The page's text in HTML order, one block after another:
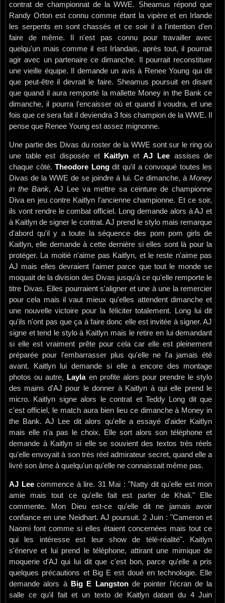
contrat de championnat de la WWE. Sheamus répond que
Randy Orton est connu comme étant la vipère et en Irlande
les serpents en sont chassés et ce soir il a l'intention d'en
faire de même. Il n'est pas connu pour travailler avec
quelqu'un mais comme il est Irlandais, après tout, il pourrait
agir avec un partenaire ce dimanche. Il pourrait reconstituer
une vieille équipe. Il demande un avis à Renee Young qui dit
que peut-être il devrait le faire. Sheamus poursuit en disant
que quand il aura remporté la mallette Money in the Bank ce
dimanche, il pourra l'encaisser où et quand il voudra, et une
fois que ce sera fait il deviendra 3 fois champion de la WWE. Il
pense que Renee Young est assez mignonne.
Une partie des Divas du roster de la WWE sont sur le ring où
une table est disposée et
Kaitlyn etAJ Lee assises de
chaque côté.Theodore Longdit qu'il a convoqué toutes les
Divas de la WWE de se joindre à lui. Ce dimanche, àMoney
in the Bank, AJ Lee va mettre sa ceinture de championne
Diva en jeu contre Kaitlyn l'ancienne championne. Et ce soir,
ils vont rendre le combat officiel. Long demande alors à AJ et
à Kaitlyn de signer le contrat. AJ prend le stylo mais remarque
d'abord qu'il y a toute la séquence des pom pom girls de
Kaitlyn, elle demande à cette dernière si elles sont là pour la
protéger. La moitié n'aime pas Kaitlyn, et le reste n'aime pas
AJ mais elles devraient l'aimer parce que tout le monde se
moquait de la division des Divas jusqu'à ce qu'elle remporte le
titre Divas. Elles pourraient s'aligner et une à une la remercier
pour cela mais il vaut mieux qu'elles attendent dimanche et
une nouvelle victoire pour la féliciter totalement. Long lui dit
qu'ils n'ont pas que ça à faire donc elle est invitée à signer. AJ
signe et tend le stylo à Kaitlyn mais le retire en lui demandant
si elle est vraiment prête pour cela car elle est pleinement
préparée pour l'embarrasser plus qu'elle ne l'a jamais été
avant. Kaitlyn lui demande si elle a encore des montage
photos ou autre,
Laylaen profite alors pour prendre le stylo
des mains d'AJ pour le donner à Kaitlyn à qui elle prend le
micro. Kaitlyn signe alors le contrat et Teddy Long dit que
c'est officiel, le match aura bien lieu ce dimanche à Money in
the Bank. AJ Lee dit alors qu'elle a essayé d'aider Kaitlyn
mais elle n'a pas le choix. Elle sort alors son téléphone et
demande à Kaitlyn si elle se souvient des textos très réels
qu'elle envoyait à son très réel admirateur secret, quand elle a
livré son âme à quelqu'un qu'elle ne connaissait même pas.
AJ Leecommence à lire. 31 Mai : "Natty dit qu'elle est mon
amie mais tout ce qu'elle fait est parler de Khali." Elle
commente. Mon Dieu est-ce qu'elle dit ne jamais avoir
confiance en une Neidhart. AJ poursuit. 2 Juin : "Cameron et
Naomi font comme si elles étaient concernées mais tout ce
qui les intéresse est leur show de télé-réalité". Kaitlyn
s'énerve et lui prend le téléphone, attirant une mimique de
moquerie d'AJ qui lui dit que c'est bon, parce qu'elle a pris
quelques précautions et Big E est doué en technologie. Elle
demande alors à
Big E Langstonde pointer l'écran de la
salle ce qu'il fait et un texto de Kaitlyn datant du 4 Juin